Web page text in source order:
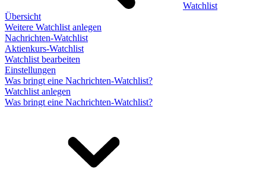
Watchlist
Übersicht
Weitere Watchlist anlegen
Nachrichten-Watchlist
Aktienkurs-Watchlist
Watchlist bearbeiten
Einstellungen
Was bringt eine Nachrichten-Watchlist?
Watchlist anlegen
Was bringt eine Nachrichten-Watchlist?